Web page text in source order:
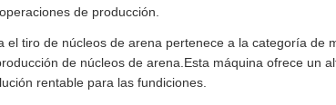
de producción.
el tiro de núcleos de arena pertenece a la categoría
de núcleos de arena.Esta máquina ofrece un
rentable para las fundiciones.